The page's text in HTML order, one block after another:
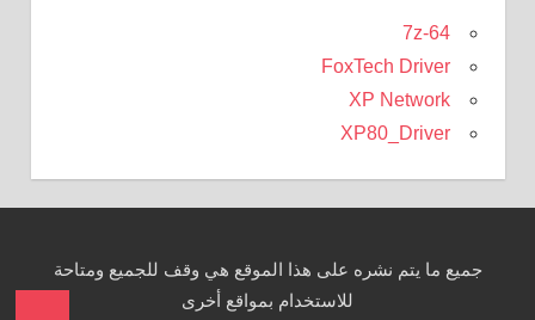
7z-64
FoxTech Driver
XP Network
XP80_Driver
جميع ما يتم نشره على هذا الموقع هي وقف للجميع ومتاحة
للاستخدام بمواقع أخرى